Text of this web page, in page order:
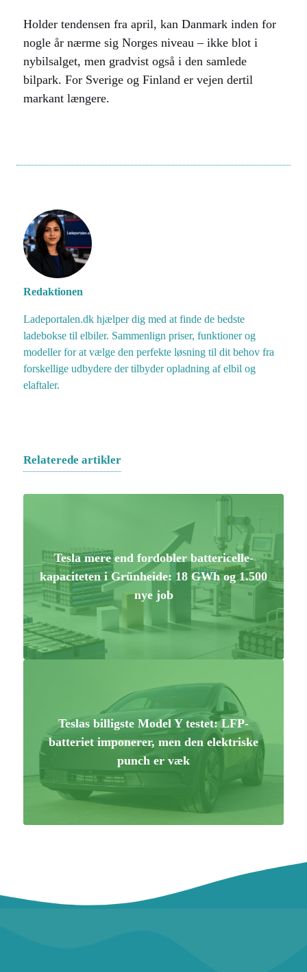
Holder tendensen fra april, kan Danmark inden for
nogle år nærme sig Norges niveau – ikke blot i
nybilsalget, men gradvist også i den samlede
bilpark. For Sverige og Finland er vejen dertil
markant længere.
Redaktionen
Ladeportalen.dk hjælper dig med at finde de bedste
ladebokse til elbiler. Sammenlign priser, funktioner og
modeller for at vælge den perfekte løsning til dit behov fra
forskellige udbydere der tilbyder opladning af elbil og
elaftaler.
Relaterede artikler
Tesla mere end fordobler battericelle-
kapaciteten i Grünheide: 18 GWh og 1.500
nye job
Teslas billigste Model Y testet: LFP-
batteriet imponerer, men den elektriske
punch er væk